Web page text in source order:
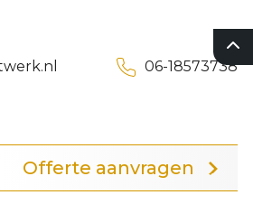
06-18573738
Offerte aanvragen